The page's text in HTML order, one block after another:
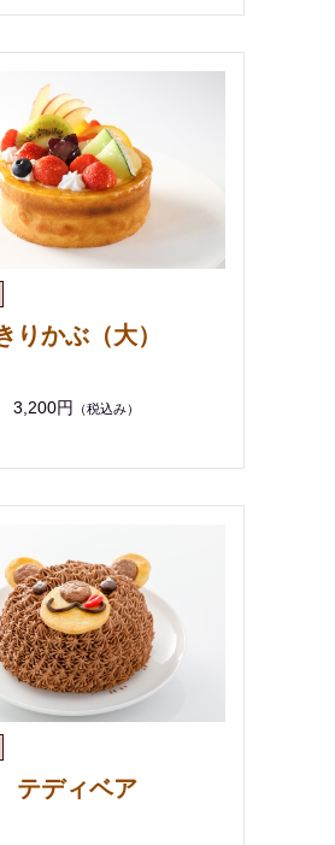
りかぶ（大）
3,200円 （税込み）
テディベア